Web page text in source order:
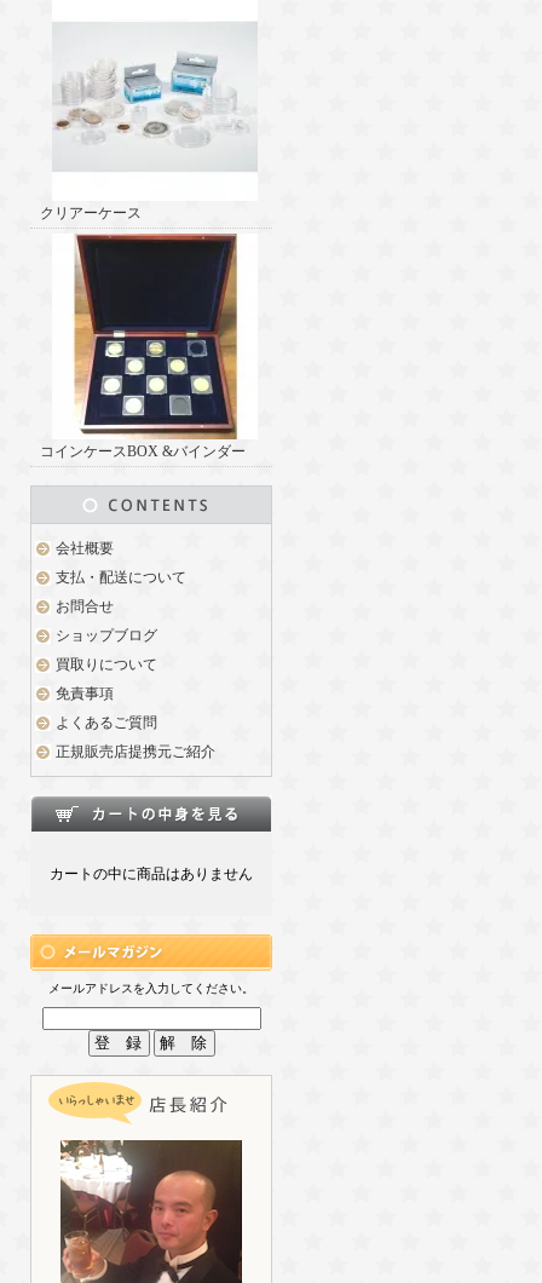
クリアーケース
コインケースBOX &バインダー
会社概要
支払・配送について
お問合せ
ショップブログ
買取りについて
免責事項
よくあるご質問
正規販売店提携元ご紹介
カートの中に商品はありません
メールアドレスを入力してください。